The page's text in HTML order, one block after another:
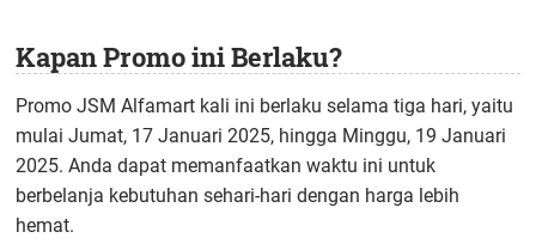
Kapan Promo ini Berlaku?
Promo JSM Alfamart kali ini berlaku selama tiga hari, yaitu
mulai Jumat, 17 Januari 2025, hingga Minggu, 19 Januari
2025. Anda dapat memanfaatkan waktu ini untuk
berbelanja kebutuhan sehari-hari dengan harga lebih
hemat.